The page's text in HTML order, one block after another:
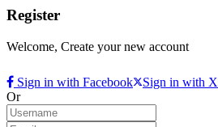
Register
Welcome, Create your new account
Sign in with Facebook Sign in with X
Or